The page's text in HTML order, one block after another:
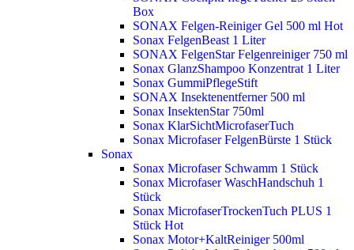
Box
SONAX Felgen-Reiniger Gel 500 ml Hot
Sonax FelgenBeast 1 Liter
SONAX FelgenStar Felgenreiniger 750 ml
Sonax GlanzShampoo Konzentrat 1 Liter
Sonax GummiPflegeStift
SONAX Insektenentferner 500 ml
Sonax InsektenStar 750ml
Sonax KlarSichtMicrofaserTuch
Sonax Microfaser FelgenBürste 1 Stück
Sonax
Sonax Microfaser Schwamm 1 Stück
Sonax Microfaser WaschHandschuh 1
Stück
Sonax MicrofaserTrockenTuch PLUS 1
Stück Hot
Sonax Motor+KaltReiniger 500ml